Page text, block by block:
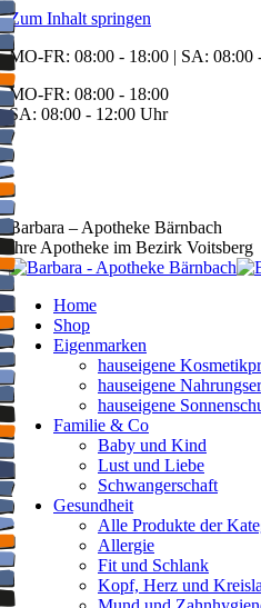
Zum Inhalt springen
MO-FR: 08:00 - 18:00 | SA: 08:00
MO-FR: 08:00 - 18:00
SA: 08:00 - 12:00 Uhr
BEREITSCHAFT
+43 3142 62553
Barbara – Apotheke Bärnbach
Ihre Apotheke im Bezirk Voitsberg
Home
Shop
Eigenmarken
hauseigene
hauseigene
hauseigene
Familie & Co
Baby und Kind
Lust und Liebe
Schwangerschaft
Gesundheit
Alle Produkte der
Allergie
Fit und Schlank
Kopf, Herz und